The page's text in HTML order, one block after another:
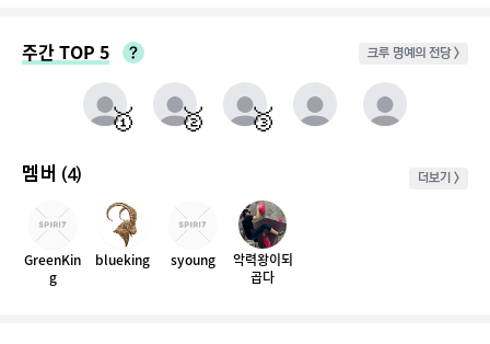
주간 TOP 5 크루 명예의 전당 >
매주 월요일부터 일요일까지 가장 클라이밍 시간이 많은 유저를 실시간으로 반영.
동점자 처리방식 : 클라이밍 횟수가 많은 순
🥇 🥈 🥉
멤버 (4) 더보기 >
GreenKin
g
blueking syoung
악력왕이되
곱다